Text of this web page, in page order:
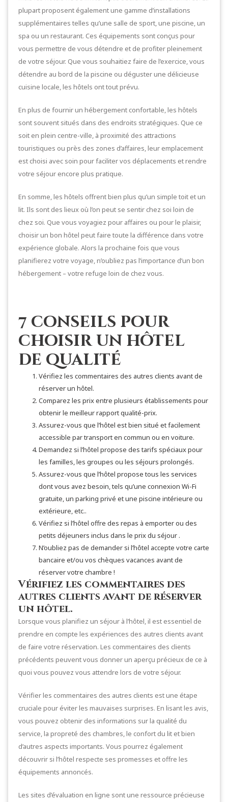
plupart proposent également une gamme d’installations
supplémentaires telles qu’une salle de sport, une piscine, un
spa ou un restaurant. Ces équipements sont conçus pour
vous permettre de vous détendre et de profiter pleinement
de votre séjour. Que vous souhaitiez faire de l’exercice, vous
détendre au bord de la piscine ou déguster une délicieuse
cuisine locale, les hôtels ont tout prévu.
En plus de fournir un hébergement confortable, les hôtels
sont souvent situés dans des endroits stratégiques. Que ce
soit en plein centre-ville, à proximité des attractions
touristiques ou près des zones d’affaires, leur emplacement
est choisi avec soin pour faciliter vos déplacements et rendre
votre séjour encore plus pratique.
En somme, les hôtels offrent bien plus qu’un simple toit et un
lit. Ils sont des lieux où l’on peut se sentir chez soi loin de
chez soi. Que vous voyagiez pour affaires ou pour le plaisir,
choisir un bon hôtel peut faire toute la différence dans votre
expérience globale. Alors la prochaine fois que vous
planifierez votre voyage, n’oubliez pas l’importance d’un bon
hébergement – votre refuge loin de chez vous.
7 conseils pour
choisir un hôtel
de qualité
Vérifiez les commentaires des autres clients avant de
réserver un hôtel.
Comparez les prix entre plusieurs établissements pour
obtenir le meilleur rapport qualité-prix.
Assurez-vous que l’hôtel est bien situé et facilement
accessible par transport en commun ou en voiture.
Demandez si l’hôtel propose des tarifs spéciaux pour
les familles, les groupes ou les séjours prolongés.
Assurez-vous que l’hôtel propose tous les services
dont vous avez besoin, tels qu’une connexion Wi-Fi
gratuite, un parking privé et une piscine intérieure ou
extérieure, etc..
Vérifiez si l’hôtel offre des repas à emporter ou des
petits déjeuners inclus dans le prix du séjour .
N’oubliez pas de demander si l’hôtel accepte votre carte
bancaire et/ou vos chèques vacances avant de
réserver votre chambre !
Vérifiez les commentaires des
autres clients avant de réserver
un hôtel.
Lorsque vous planifiez un séjour à l’hôtel, il est essentiel de
prendre en compte les expériences des autres clients avant
de faire votre réservation. Les commentaires des clients
précédents peuvent vous donner un aperçu précieux de ce à
quoi vous pouvez vous attendre lors de votre séjour.
Vérifier les commentaires des autres clients est une étape
cruciale pour éviter les mauvaises surprises. En lisant les avis,
vous pouvez obtenir des informations sur la qualité du
service, la propreté des chambres, le confort du lit et bien
d’autres aspects importants. Vous pourrez également
découvrir si l’hôtel respecte ses promesses et offre les
équipements annoncés.
Les sites d’évaluation en ligne sont une ressource précieuse